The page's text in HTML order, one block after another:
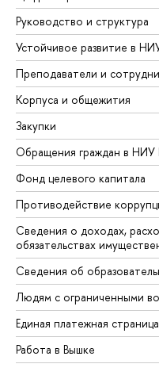
Руководство и структура
Устойчивое развитие в
Преподаватели и
Корпуса и общежития
Закупки
Обращения граждан в
Фонд целевого капитала
Противодействие
Сведения о доходах,
обязательствах
Сведения об
Людям с ограниченными
Единая платежная страница
Работа в Вышке